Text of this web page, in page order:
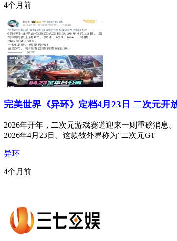
4个月前
完美世界《异环》定档4月23日 二次元开
2026年开年，二次元游戏赛道迎来一则重磅消息
2026年4月23日。这款被外界称为“二次元GT
异环
4个月前